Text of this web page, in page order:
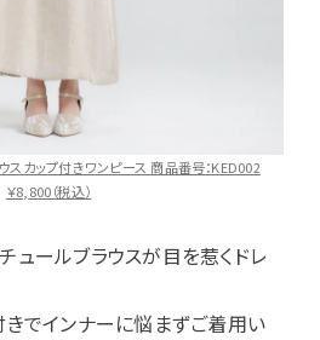
スカップ付きワンピース 商品番号：KED002
￥8,800（税込）
ュールブラウスが目を惹くドレ
きでインナーに悩まずご着用い